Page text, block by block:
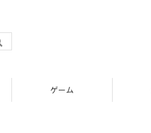
ゲーム